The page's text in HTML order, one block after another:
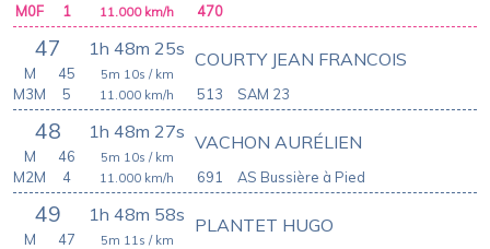
470
11.000 km/h
M0F
1
47 1h 48m 25s
513
COURTY JEAN FRANCOIS
5m 10s / km
11.000 km/h
M
45
M3M
5 SAM 23
48 1h 48m 27s
691
VACHON AURÉLIEN
5m 10s / km
11.000 km/h
M
46
M2M
4 AS Bussière à Pied
49 1h 48m 58s PLANTET HUGO
5m 11s / km
M
47